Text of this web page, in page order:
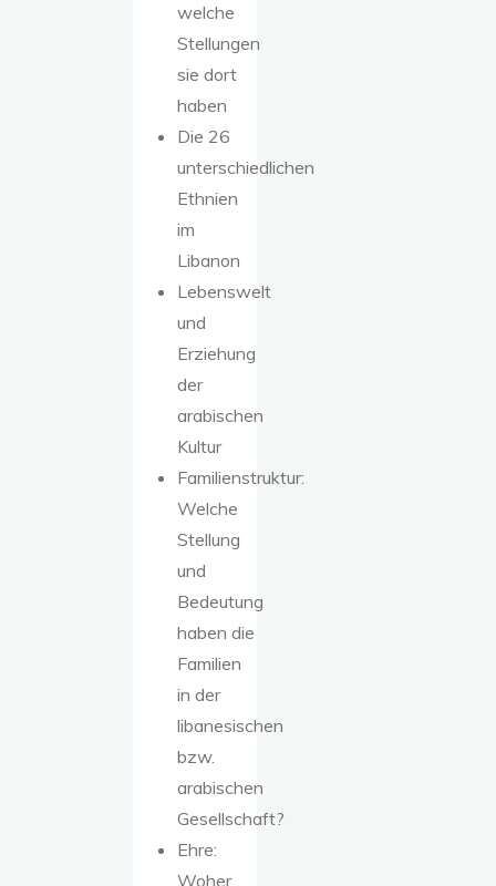
welche
Stellungen
sie dort
haben
Die 26
unterschiedlichen
Ethnien
im
Libanon
Lebenswelt
und
Erziehung
der
arabischen
Kultur
Familienstruktur:
Welche
Stellung
und
Bedeutung
haben die
Familien
in der
libanesischen
bzw.
arabischen
Gesellschaft?
Ehre:
Woher